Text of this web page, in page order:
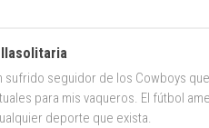
sufrido seguidor de los Cowboys
para mis vaqueros. El fútbol
deporte que exista.